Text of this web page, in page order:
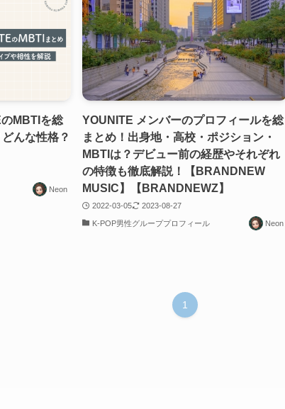
のMBTIを総
んな性格？
Neon
YOUNITE メンバーのプロフィールを総
まとめ！出身地・高校・ポジション・
MBTIは？デビュー前の経歴やそれぞれ
の特徴も徹底解説！【BRANDNEW
MUSIC】【BRANDNEWZ】
2022-03-05 2023-08-27
K-POP男性グループプロフィール Neon
1